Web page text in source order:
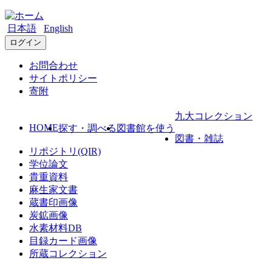
日本語 English
ログイン
お問合わせ
サイトポリシー
寄附
HOME探す・調べる 図書館を使う
九大コレクション
図書・雑誌
リポジトリ(QIR)
学位論文
貴重資料
麻生家文書
蔵書印画像
炭鉱画像
水素材料DB
目録カード画像
所蔵コレクション